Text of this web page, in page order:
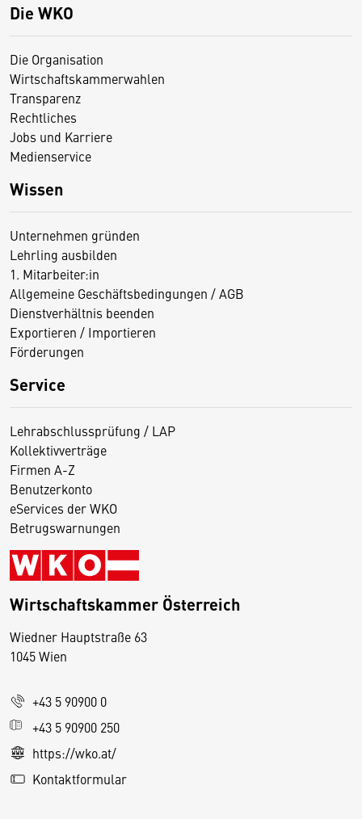
Die WKO
Die Organisation
Wirtschaftskammerwahlen
Transparenz
Rechtliches
Jobs und Karriere
Medienservice
Wissen
Unternehmen gründen
Lehrling ausbilden
1. Mitarbeiter:in
Allgemeine Geschäftsbedingungen / AGB
Dienstverhältnis beenden
Exportieren / Importieren
Förderungen
Service
Lehrabschlussprüfung / LAP
Kollektivverträge
Firmen A-Z
Benutzerkonto
eServices der WKO
Betrugswarnungen
Wirtschaftskammer Österreich
Wiedner Hauptstraße 63
1045 Wien
+43 5 90900 0
+43 5 90900 250
https://wko.at/
Kontaktformular
D
s
e
S
e